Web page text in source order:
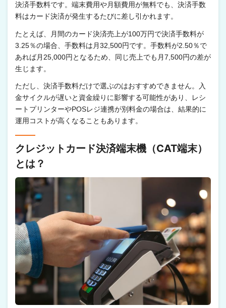
決済手数料です。端末費用や月額費用が無料でも、決済手数
料はカード決済が発生するたびに差し引かれます。
たとえば、月間のカード決済売上が100万円で決済手数料が
3.25％の場合、手数料は月32,500円です。手数料が2.50％で
あれば月25,000円となるため、同じ売上でも月7,500円の差が
生じます。
ただし、決済手数料だけで選ぶのはおすすめできません。入
金サイクルが遅いと資金繰りに影響する可能性があり、レシ
ートプリンターやPOSレジ連携が別料金の場合は、結果的に
運用コストが高くなることもあります。
クレジットカード決済端末機（CAT端末）
とは？